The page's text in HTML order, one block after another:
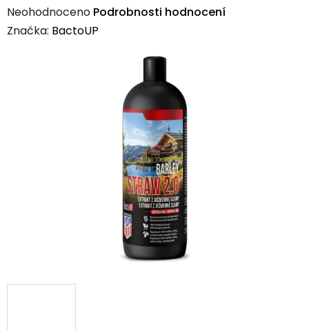
Průměrné
hodnocení
Neohodnoceno Podrobnosti hodnocení
Značka: BactoUP